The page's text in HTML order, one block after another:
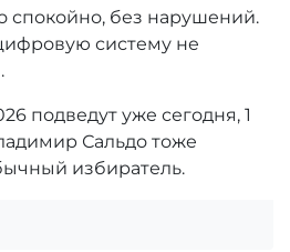
спокойно, без нарушений.
систему не
подведут уже сегодня, 1
Сальдо тоже
избиратель.